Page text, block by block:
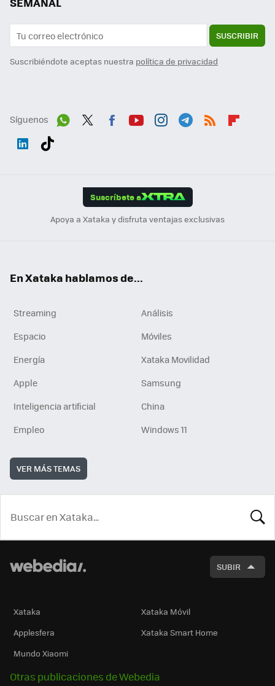
SUSCRIBIR
Suscribiéndote aceptas nuestra política de privacidad
Síguenos
Suscríbete a
Apoya a Xataka y disfruta ventajas exclusivas
En Xataka hablamos de...
Streaming
Análisis
Espacio
Móviles
Energía
Xataka Movilidad
Apple
Samsung
Inteligencia artificial
China
Empleo
Windows 11
VER MÁS TEMAS
SUBIR
Xataka
Xataka Móvil
Applesfera
Xataka Smart Home
Mundo Xiaomi
Otras publicaciones de Webedia